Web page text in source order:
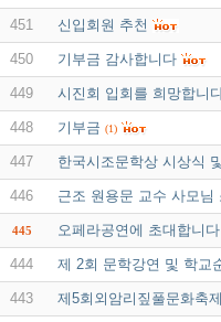
451 신입회원 추천
450 기부금 감사합니다
449 시진회 입회를 희망합니
448 기부금 (1)
447 한국시조문학상 시상식
446 근조 원용문 교수 사모님
445 오페라공연에 초대합니다
444 제 2회 문학강연 및 학교
443 제5회외암리짚풀문화축